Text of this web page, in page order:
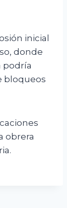
inicial
donde
podría
bloqueos
obrera